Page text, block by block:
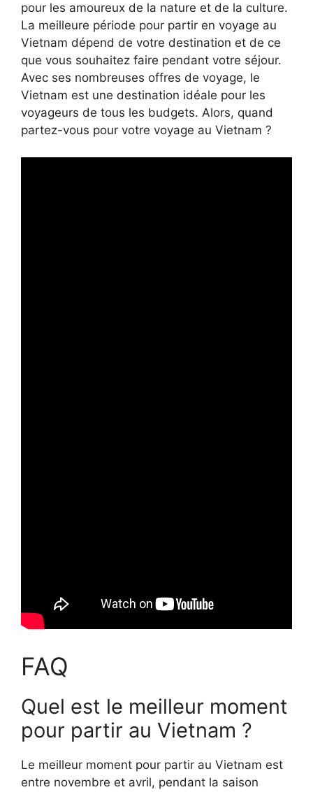
pour les amoureux de la nature et de la culture.
La meilleure période pour partir en voyage au
Vietnam dépend de votre destination et de ce
que vous souhaitez faire pendant votre séjour.
Avec ses nombreuses offres de voyage, le
Vietnam est une destination idéale pour les
voyageurs de tous les budgets. Alors, quand
partez-vous pour votre voyage au Vietnam ?
FAQ
Quel est le meilleur moment
pour partir au Vietnam ?
Le meilleur moment pour partir au Vietnam est
entre novembre et avril, pendant la saison